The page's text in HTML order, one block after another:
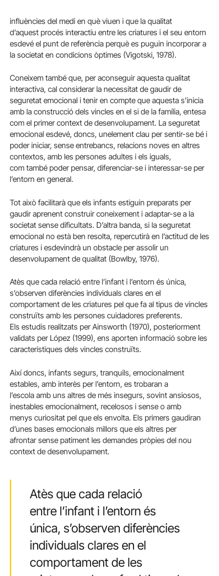
influències del medi en què viuen i que la qualitat
d’aquest procés interactiu entre les criatures i el seu entorn
esdevé el punt de referència perquè es puguin incorporar a
la societat en condicions òptimes (Vigotski, 1978).
Coneixem també que, per aconseguir aquesta qualitat
interactiva, cal considerar la necessitat de gaudir de
seguretat emocional i tenir en compte que aquesta s’inicia
amb la construcció dels vincles en el si de la família, entesa
com el primer context de desenvolupament. La seguretat
emocional esdevé, doncs, unelement clau per sentir-se bé i
poder iniciar, sense entrebancs, relacions noves en altres
contextos, amb les persones adultes i els iguals,
com també poder pensar, diferenciar-se i interessar-se per
l’entorn en general.
Tot això facilitarà que els infants estiguin preparats per
gaudir aprenent construir coneixement i adaptar-se a la
societat sense dificultats. D’altra banda, si la seguretat
emocional no està ben resolta, repercutirà en l’actitud de les
criatures i esdevindrà un obstacle per assolir un
desenvolupament de qualitat (Bowlby, 1976).
Atès que cada relació entre l’infant i l’entorn és única,
s’observen diferències individuals clares en el
comportament de les criatures pel que fa al tipus de vincles
construïts amb les persones cuidadores preferents.
Els estudis realitzats per Ainsworth (1970), posteriorment
validats per López (1999), ens aporten informació sobre les
característiques dels vincles construïts.
Així doncs, infants segurs, tranquils, emocionalment
estables, amb interès per l’entorn, es trobaran a
l’escola amb uns altres de més insegurs, sovint ansiosos,
inestables emocionalment, recelosos i sense o amb
menys curiositat pel que els envolta. Els primers gaudiran
d’unes bases emocionals millors que els altres per
afrontar sense patiment les demandes pròpies del nou
context de desenvolupament.
Atès que cada relació
entre l’infant i l’entorn és
única, s’observen diferències
individuals clares en el
comportament de les